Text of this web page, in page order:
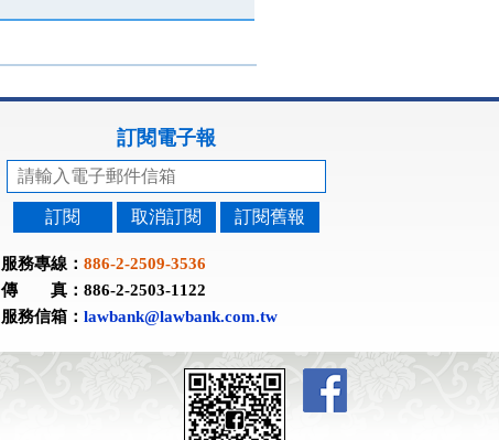
訂閱電子報
訂閱 取消訂閱 訂閱舊報
服務專線： 886-2-2509-3536
傳 真：886-2-2503-1122
服務信箱： lawbank@lawbank.com.tw